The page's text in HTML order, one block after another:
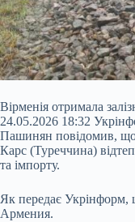
Вірменія отримала
24.05.2026 18:32
Пашинян повідомив, що
Карс (Туреччина)
та імпорту.
Як передає
Армения.